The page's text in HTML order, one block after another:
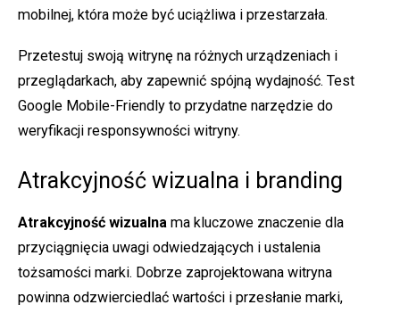
mobilnej, która może być uciążliwa i przestarzała.
Przetestuj swoją witrynę na różnych urządzeniach i
przeglądarkach, aby zapewnić spójną wydajność. Test
Google Mobile-Friendly to przydatne narzędzie do
weryfikacji responsywności witryny.
Atrakcyjność wizualna i branding
Atrakcyjność wizualna ma kluczowe znaczenie dla
przyciągnięcia uwagi odwiedzających i ustalenia
tożsamości marki. Dobrze zaprojektowana witryna
powinna odzwierciedlać wartości i przesłanie marki,